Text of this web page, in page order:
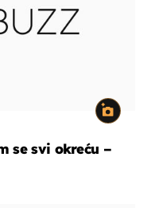
se svi okreću –